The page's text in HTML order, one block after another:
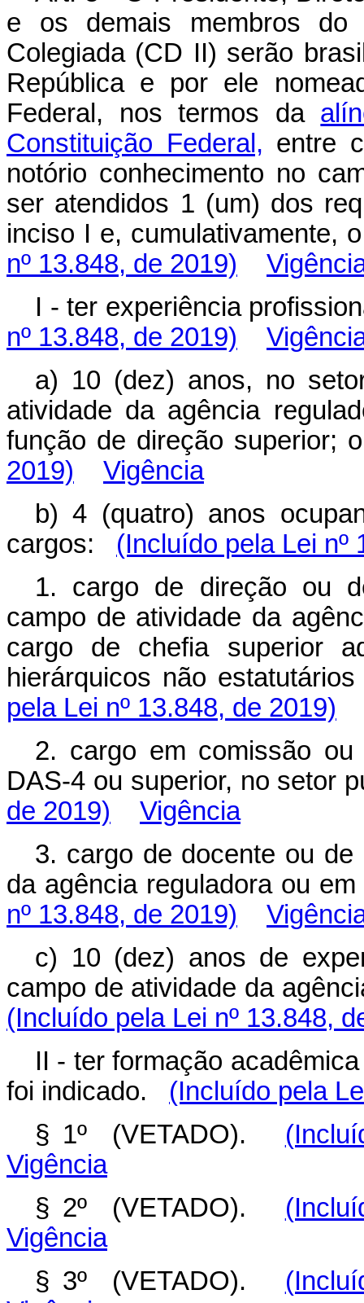
e os demais membros do
Colegiada (CD II) serão
República e por ele
Federal, nos termos da
Constituição Federal, entre
notório conhecimento no
ser atendidos 1 (um) dos
inciso I e,
nº 13.848, de 2019)
I - ter experiência
nº 13.848, de 2019)
a) 10 (dez) anos, no
atividade da agência
função de direção
2019)
Vigência
b) 4 (quatro) anos
cargos: (Incluído pela Lei nº
1. cargo de direção ou
campo de atividade da
cargo de chefia superior
hierárquicos não
pela Lei nº 13.848, de 2019)
2. cargo em comissão
DAS-4 ou superior, no setor
de 2019)
Vigência
3. cargo de docente ou
da agência reguladora ou
nº 13.848, de 2019)
c) 10 (dez) anos de
campo de atividade da
(Incluído pela Lei nº 13.848,
II - ter formação
foi indicado. (Incluído pela
§ 1º (VETADO).
Vigência
§ 2º (VETADO).
Vigência
§ 3º (VETADO).